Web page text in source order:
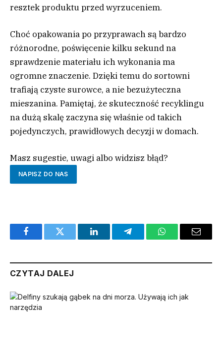
resztek produktu przed wyrzuceniem.
Choć opakowania po przyprawach są bardzo
różnorodne, poświęcenie kilku sekund na
sprawdzenie materiału ich wykonania ma
ogromne znaczenie. Dzięki temu do sortowni
trafiają czyste surowce, a nie bezużyteczna
mieszanina. Pamiętaj, że skuteczność recyklingu
na dużą skalę zaczyna się właśnie od takich
pojedynczych, prawidłowych decyzji w domach.
Masz sugestie, uwagi albo widzisz błąd?
NAPISZ DO NAS
FacebookTwitter LinkedInTelegramWhatsAppEmail
CZYTAJ DALEJ